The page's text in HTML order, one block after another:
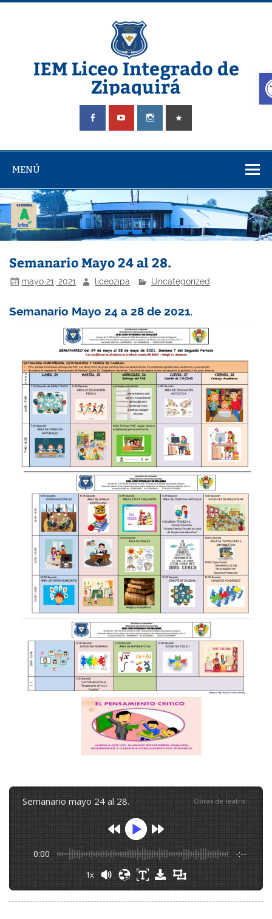
Saltar
IEM Liceo Integrado de
Zipaquirá
Pagina del Liceo Integrado Zipaquira
MENÚ
Semanario Mayo 24 al 28.
mayo 21, 2021 liceozipa Uncategorized
Semanario Mayo 24 a 28 de 2021.
semanario mayo 24 al 28. Obras de teatro:-
0:00 -:--
1x